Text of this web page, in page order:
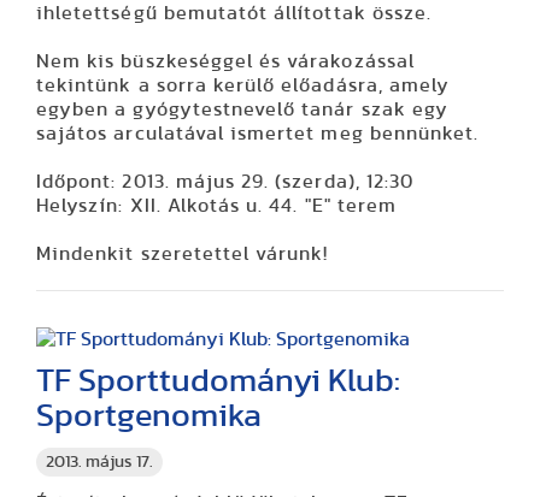
ihletettségű bemutatót állítottak össze.
Nem kis büszkeséggel és várakozással
tekintünk a sorra kerülő előadásra, amely
egyben a gyógytestnevelő tanár szak egy
sajátos arculatával ismertet meg bennünket.
Időpont: 2013. május 29. (szerda), 12:30
Helyszín: XII. Alkotás u. 44. "E" terem
Mindenkit szeretettel várunk!
2013. május 17.
TF Sporttudományi Klub:
Sportgenomika